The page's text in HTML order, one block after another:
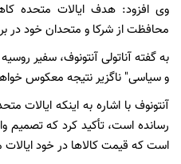
وی افزود: هدف ایالات متحده
محافظت از شرکا و متحدان خود در
به گفته آناتولی آنتونوف، سفیر
و سیاسی" ناگزیر نتیجه معکوس
آنتونوف با اشاره به اینکه ایالات
رسانده است، تأکید کرد که تصمیم
است که قیمت کالاها در خود ایالات